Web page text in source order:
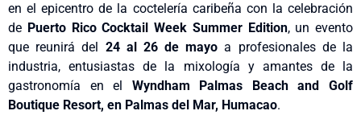
en el epicentro de la coctelería caribeña con la celebración
de Puerto Rico Cocktail Week Summer Edition, un evento
que reunirá del 24 al 26 de mayo a profesionales de la
industria, entusiastas de la mixología y amantes de la
gastronomía en el Wyndham Palmas Beach and Golf
Boutique Resort, en Palmas del Mar, Humacao.